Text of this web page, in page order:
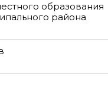
образования
района